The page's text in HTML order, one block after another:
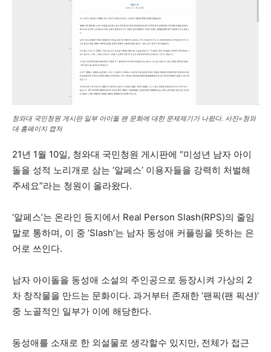
청와대 국민청원 게시판 일부 아이돌 팬 문화에 대한 문제제기가 나왔다. 사진=청와
대 홈페이지 캡처
21년 1월 10일, 청와대 국민청원 게시판에 “미성년 남자 아이
돌을 성적 노리개로 삼는 ‘알페스’ 이용자들을 강력히 처벌해
주세요”라는 청원이 올라왔다.
‘알페스’는 온라인 등지에서 Real Person Slash(RPS)의 줄임
말로 통하며, 이 중 ‘Slash’는 남자 동성애 커플링을 뜻하는 은
어로 쓰인다.
남자 아이돌을 동성애 소설의 주인공으로 등장시켜 가상의 2
차 창작물을 만드는 문화이다. 과거부터 존재한 ‘팬픽(팬 픽션)’
중 노골적인 일부가 이에 해당한다.
동성애를 소재로 한 외설물로 생각할수 있지만, 전체가 접근